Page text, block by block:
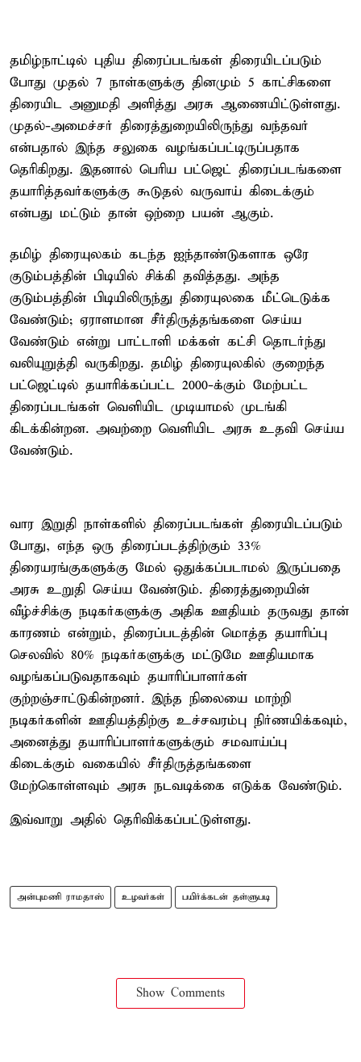
தமிழ்நாட்டில் புதிய திரைப்படங்கள் திரையிடப்படும்
போது முதல் 7 நாள்களுக்கு தினமும் 5 காட்சிகளை
திரையிட அனுமதி அளித்து அரசு ஆணையிட்டுள்ளது.
முதல்-அமைச்சர் திரைத்துறையிலிருந்து வந்தவர்
என்பதால் இந்த சலுகை வழங்கப்பட்டிருப்பதாக
தெரிகிறது. இதனால் பெரிய பட்ஜெட் திரைப்படங்களை
தயாரித்தவர்களுக்கு கூடுதல் வருவாய் கிடைக்கும்
என்பது மட்டும் தான் ஒற்றை பயன் ஆகும்.
தமிழ் திரையுலகம் கடந்த ஐந்தாண்டுகளாக ஒரே
குடும்பத்தின் பிடியில் சிக்கி தவித்தது. அந்த
குடும்பத்தின் பிடியிலிருந்து திரையுலகை மீட்டெடுக்க
வேண்டும்; ஏராளமான சீர்திருத்தங்களை செய்ய
வேண்டும் என்று பாட்டாளி மக்கள் கட்சி தொடர்ந்து
வலியுறுத்தி வருகிறது. தமிழ் திரையுலகில் குறைந்த
பட்ஜெட்டில் தயாரிக்கப்பட்ட 2000-க்கும் மேற்பட்ட
திரைப்படங்கள் வெளியிட முடியாமல் முடங்கி
கிடக்கின்றன. அவற்றை வெளியிட அரசு உதவி செய்ய
வேண்டும்.
வார இறுதி நாள்களில் திரைப்படங்கள் திரையிடப்படும்
போது, எந்த ஒரு திரைப்படத்திற்கும் 33%
திரையரங்குகளுக்கு மேல் ஒதுக்கப்படாமல் இருப்பதை
அரசு உறுதி செய்ய வேண்டும். திரைத்துறையின்
வீழ்ச்சிக்கு நடிகர்களுக்கு அதிக ஊதியம் தருவது தான்
காரணம் என்றும், திரைப்படத்தின் மொத்த தயாரிப்பு
செலவில் 80% நடிகர்களுக்கு மட்டுமே ஊதியமாக
வழங்கப்படுவதாகவும் தயாரிப்பாளர்கள்
குற்றஞ்சாட்டுகின்றனர். இந்த நிலையை மாற்றி
நடிகர்களின் ஊதியத்திற்கு உச்சவரம்பு நிர்ணயிக்கவும்,
அனைத்து தயாரிப்பாளர்களுக்கும் சமவாய்ப்பு
கிடைக்கும் வகையில் சீர்திருத்தங்களை
மேற்கொள்ளவும் அரசு நடவடிக்கை எடுக்க வேண்டும்.
இவ்வாறு அதில் தெரிவிக்கப்பட்டுள்ளது.
அன்புமணி ராமதாஸ் உழவர்கள் பயிர்க்கடன் தள்ளுபடி
Show Comments